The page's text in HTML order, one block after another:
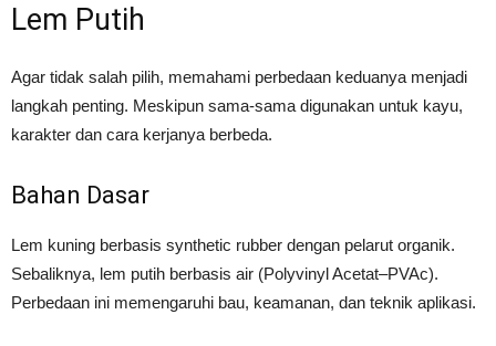
Lem Putih
Agar tidak salah pilih, memahami perbedaan keduanya menjadi
langkah penting. Meskipun sama-sama digunakan untuk kayu,
karakter dan cara kerjanya berbeda.
Bahan Dasar
Lem kuning berbasis synthetic rubber dengan pelarut organik.
Sebaliknya, lem putih berbasis air (Polyvinyl Acetat–PVAc).
Perbedaan ini memengaruhi bau, keamanan, dan teknik aplikasi.